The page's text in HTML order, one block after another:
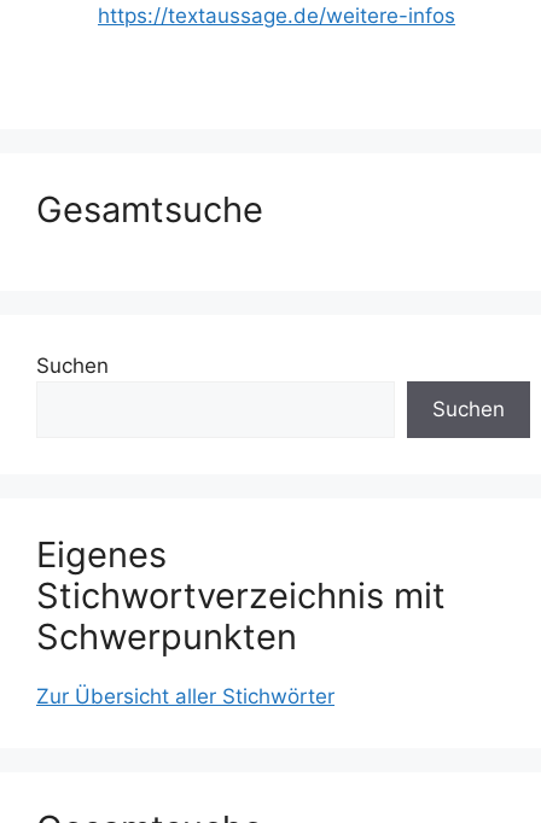
https://textaussage.de/weitere-infos
Gesamtsuche
Suchen
Suchen
Eigenes
Stichwortverzeichnis mit
Schwerpunkten
Zur Übersicht aller Stichwörter